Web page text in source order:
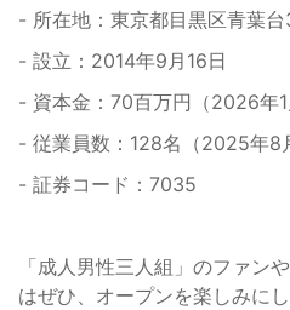
- 所在地：東京都目黒区青葉
- 設立：2014年9月16日
- 資本金：70百万円（2026年1
- 従業員数：128名（2025年8
- 証券コード：7035
「成人男性三人組」のファン
はぜひ、オープンを楽しみに